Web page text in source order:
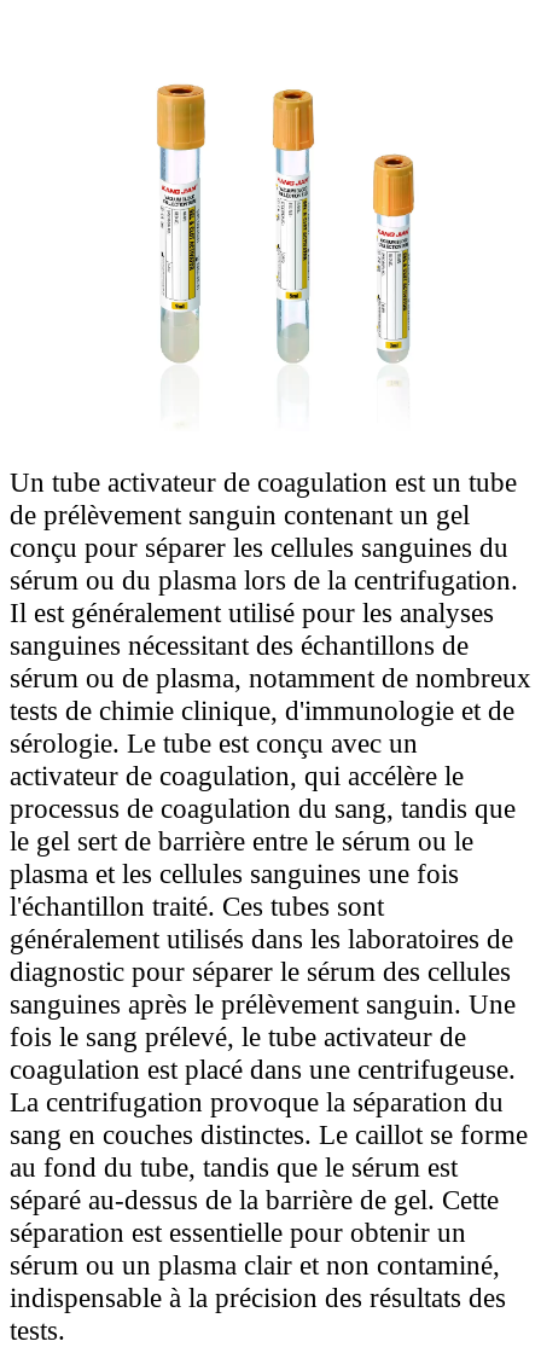
Un tube activateur de coagulation est un tube
de prélèvement sanguin contenant un gel
conçu pour séparer les cellules sanguines du
sérum ou du plasma lors de la centrifugation.
Il est généralement utilisé pour les analyses
sanguines nécessitant des échantillons de
sérum ou de plasma, notamment de nombreux
tests de chimie clinique, d'immunologie et de
sérologie. Le tube est conçu avec un
activateur de coagulation, qui accélère le
processus de coagulation du sang, tandis que
le gel sert de barrière entre le sérum ou le
plasma et les cellules sanguines une fois
l'échantillon traité. Ces tubes sont
généralement utilisés dans les laboratoires de
diagnostic pour séparer le sérum des cellules
sanguines après le prélèvement sanguin. Une
fois le sang prélevé, le tube activateur de
coagulation est placé dans une centrifugeuse.
La centrifugation provoque la séparation du
sang en couches distinctes. Le caillot se forme
au fond du tube, tandis que le sérum est
séparé au-dessus de la barrière de gel. Cette
séparation est essentielle pour obtenir un
sérum ou un plasma clair et non contaminé,
indispensable à la précision des résultats des
tests.